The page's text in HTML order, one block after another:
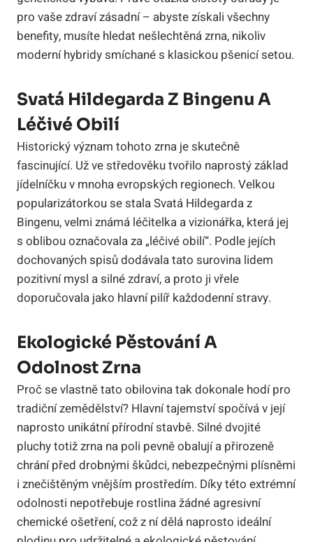
pro vaše zdraví zásadní – abyste získali všechny
benefity, musíte hledat nešlechtěná zrna, nikoliv
moderní hybridy smíchané s klasickou pšenicí setou.
Svatá Hildegarda Z Bingenu A
Léčivé Obilí
Historický význam tohoto zrna je skutečně
fascinující. Už ve středověku tvořilo naprostý základ
jídelníčku v mnoha evropských regionech. Velkou
popularizátorkou se stala Svatá Hildegarda z
Bingenu, velmi známá léčitelka a vizionářka, která jej
s oblibou označovala za „léčivé obilí“. Podle jejích
dochovaných spisů dodávala tato surovina lidem
pozitivní mysl a silné zdraví, a proto ji vřele
doporučovala jako hlavní pilíř každodenní stravy.
Ekologické Pěstování A
Odolnost Zrna
Proč se vlastně tato obilovina tak dokonale hodí pro
tradiční zemědělství? Hlavní tajemství spočívá v její
naprosto unikátní přírodní stavbě. Silné dvojité
pluchy totiž zrna na poli pevně obalují a přirozeně
chrání před drobnými škůdci, nebezpečnými plísněmi
i znečištěným vnějším prostředím. Díky této extrémní
odolnosti nepotřebuje rostlina žádné agresivní
chemické ošetření, což z ní dělá naprosto ideální